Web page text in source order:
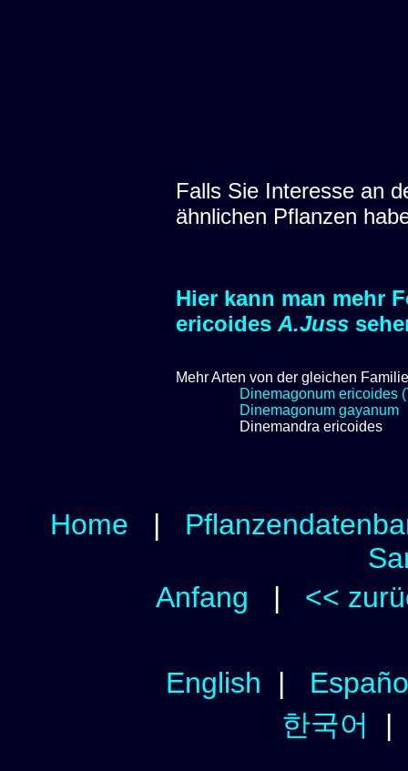
Falls Sie Interesse an
ähnlichen Pflanzen
Hier kann man mehr
ericoides A.Juss
Mehr Arten von der gleichen
Dinemagonum ericoides
Dinemagonum gayanum
Dinemandra ericoides
Home |
Anfang | <<
English |
한국어